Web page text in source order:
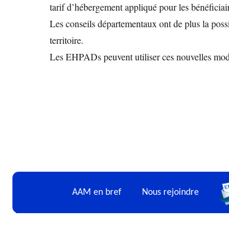
tarif d’hébergement appliqué pour les
Les conseils départementaux ont de plus la
territoire.
Les EHPADs peuvent utiliser ces nouvelles
AAM en bref Nous rejoindre